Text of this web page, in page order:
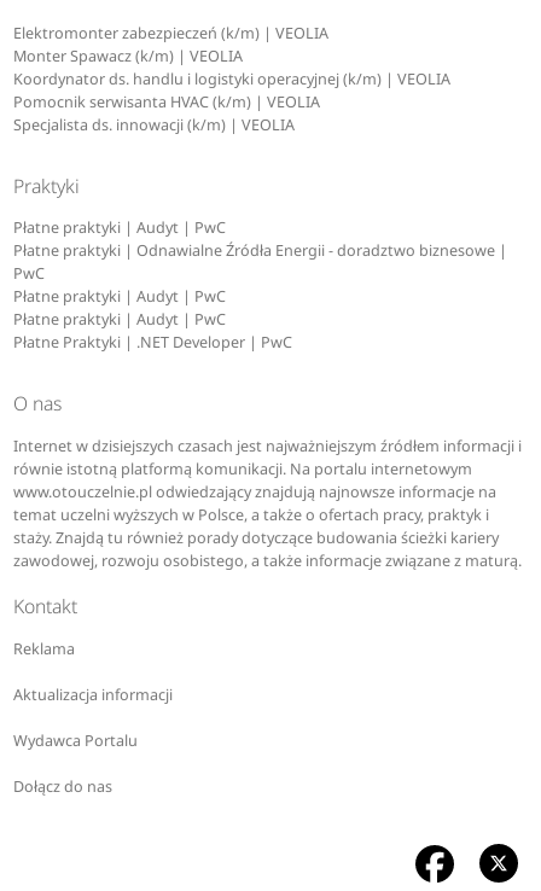
Elektromonter zabezpieczeń (k/m) | VEOLIA
Monter Spawacz (k/m) | VEOLIA
Koordynator ds. handlu i logistyki operacyjnej (k/m) | VEOLIA
Pomocnik serwisanta HVAC (k/m) | VEOLIA
Specjalista ds. innowacji (k/m) | VEOLIA
Praktyki
Płatne praktyki | Audyt | PwC
Płatne praktyki | Odnawialne Źródła Energii - doradztwo biznesowe |
PwC
Płatne praktyki | Audyt | PwC
Płatne praktyki | Audyt | PwC
Płatne Praktyki | .NET Developer | PwC
O nas
Internet w dzisiejszych czasach jest najważniejszym źródłem informacji i
równie istotną platformą komunikacji. Na portalu internetowym
www.otouczelnie.pl odwiedzający znajdują najnowsze informacje na
temat uczelni wyższych w Polsce, a także o ofertach pracy, praktyk i
staży. Znajdą tu również porady dotyczące budowania ścieżki kariery
zawodowej, rozwoju osobistego, a także informacje związane z maturą.
Kontakt
Reklama
Aktualizacja informacji
Wydawca Portalu
Dołącz do nas